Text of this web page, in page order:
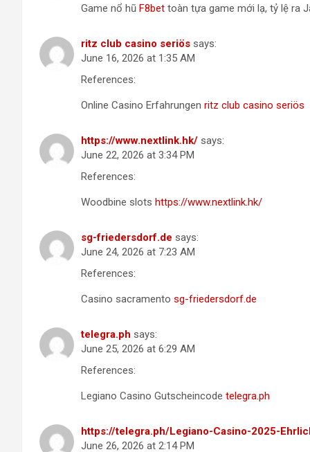
Game nổ hũ F8bet toàn tựa game mới lạ, tỷ lệ ra
ritz club casino seriös says:
June 16, 2026 at 1:35 AM
References:
Online Casino Erfahrungen ritz club casino seriös
https://www.nextlink.hk/ says:
June 22, 2026 at 3:34 PM
References:
Woodbine slots https://www.nextlink.hk/
sg-friedersdorf.de says:
June 24, 2026 at 7:23 AM
References:
Casino sacramento sg-friedersdorf.de
telegra.ph says:
June 25, 2026 at 6:29 AM
References:
Legiano Casino Gutscheincode telegra.ph
https://telegra.ph/Legiano-Casino-2025-
June 26, 2026 at 2:14 PM